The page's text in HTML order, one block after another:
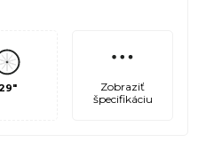
Zobraziť
špecifikáciu